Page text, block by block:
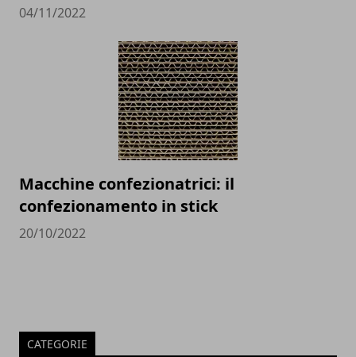
04/11/2022
Macchine confezionatrici: il
confezionamento in stick
20/10/2022
CATEGORIE